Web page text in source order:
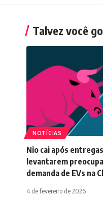
Talvez você
NOTÍCIAS
Nio cai após
levantarem
demanda de EVs na
4 de fevereiro de 2026